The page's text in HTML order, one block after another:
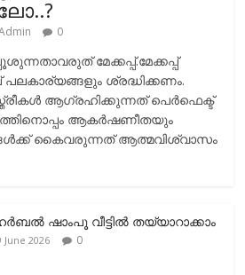
0
മേക്കപ്പ്.മേക്കപ്പ്
ശ്രദ്ധിക്കണം.
ആഗ്രഹിക്കുന്നത് പെര്‍ഫെക്ട്
ആകര്‍ഷണീതയും
കൈവരുന്നത് ആത്മവിശ്വാസം
ഷാംപൂ വീട്ടില്‍ തയ്യാറാക്കാം
June 2026 0